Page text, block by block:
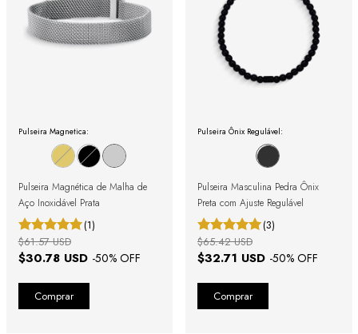
Pulseira Magnetica:
Pulseira Magnética de Malha de
Aço Inoxidável Prata
(1)
$30.78 USD -50% OFF
$61.57 USD
Pulseira Ônix Regulável:
Pulseira Masculina Pedra Ônix
Preta com Ajuste Regulável
(3)
$32.71 USD -50% OFF
$65.42 USD